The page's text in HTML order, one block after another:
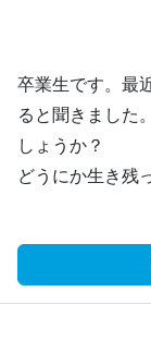
卒業生です。最
ると聞きました
しょうか？
どうにか生き残